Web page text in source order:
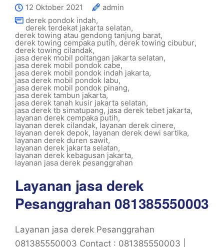
12 Oktober 2021
admin
derek pondok indah,
derek terdekat jakarta selatan,
derek towing atau gendong tanjung barat,
derek towing cempaka putih, derek towing cibubur,
derek towing cilandak,
jasa derek mobil poltangan jakarta selatan,
jasa derek mobil pondok cabe,
jasa derek mobil pondok indah jakarta,
jasa derek mobil pondok labu,
jasa derek mobil pondok pinang,
jasa derek tambun jakarta,
jasa derek tanah kusir jakarta selatan,
jasa derek tb simatupang, jasa derek tebet jakarta,
layanan derek cempaka putih,
layanan derek cilandak, layanan derek cinere,
layanan derek depok, layanan derek dewi sartika,
layanan derek duren sawit,
layanan derek jakarta selatan,
layanan derek kebagusan jakarta,
layanan jasa derek pesanggrahan
Layanan jasa derek
Pesanggrahan 081385550003
Layanan jasa derek Pesanggrahan
081385550003 Contact : 081385550003 |